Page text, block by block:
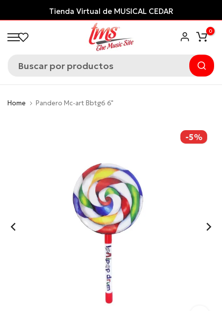
al
contenido
Tienda Virtual de MUSICAL CEDAR
0
Home Pandero Mc-art Bbtg6 6"
-5%